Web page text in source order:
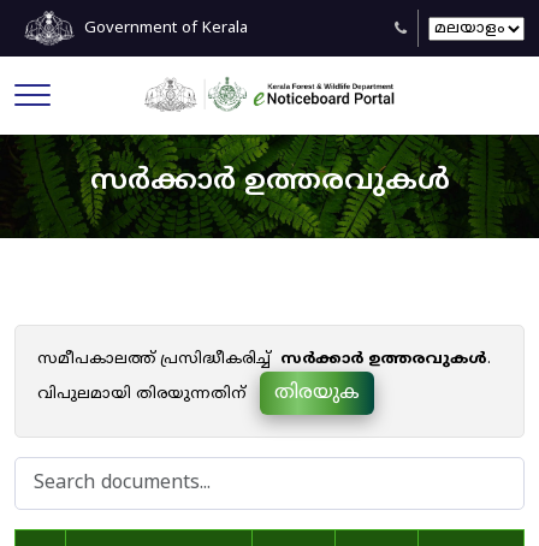
Government of Kerala
സർക്കാർ ഉത്തരവുകൾ
സമീപകാലത്ത് പ്രസിദ്ധീകരിച്ച് സർക്കാർ ഉത്തരവുകൾ.
വിപുലമായി തിരയുന്നതിന്
തിരയുക